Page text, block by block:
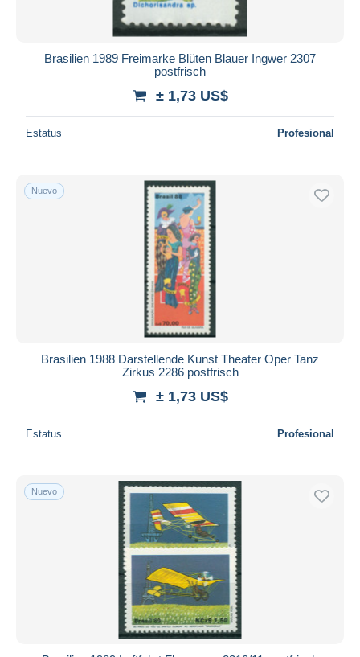
Brasilien 1989 Freimarke Blüten Blauer Ingwer 2307
postfrisch
± 1,73 US$
Estatus Profesional
Nuevo
Brasilien 1988 Darstellende Kunst Theater Oper Tanz
Zirkus 2286 postfrisch
± 1,73 US$
Estatus Profesional
Nuevo